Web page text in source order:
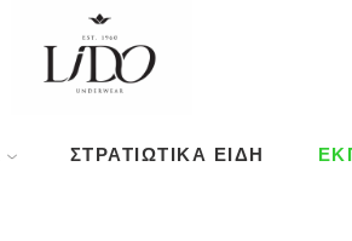
ΣΤΡΑΤΙΩΤΙΚΑ ΕΙΔΗ